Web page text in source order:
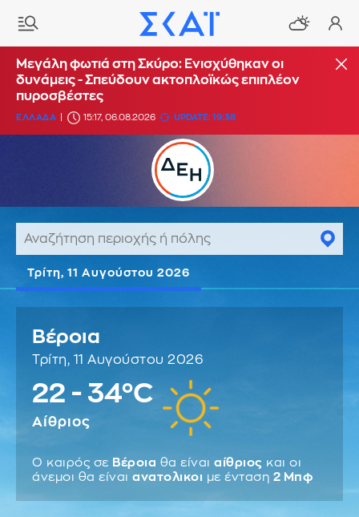
Μεγάλη φωτιά στη Σκύρο: Ενισχύθηκαν οι
δυνάμεις - Σπεύδουν ακτοπλοϊκώς επιπλέον
πυροσβέστες
ΕΛΛΑΔΑ 15:17, 06.08.2026 UPDATE: 19:38
Τρίτη, 11 Αυγούστου 2026
Βέροια
Τρίτη, 11 Αυγούστου 2026
22 - 34°C
Αίθριος
Ο καιρός σε Βέροια θα είναι αίθριος και οι
άνεμοι θα είναι ανατολικοι με ένταση 2 Μπφ